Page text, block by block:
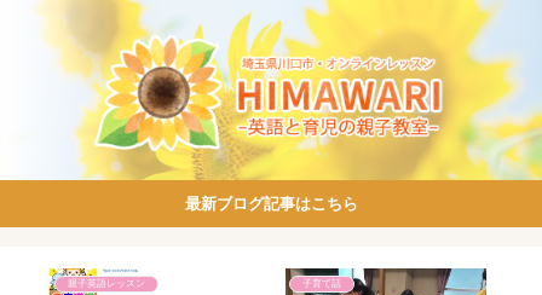
最新ブログ記事はこちら
親子英語レッスン 子育て話